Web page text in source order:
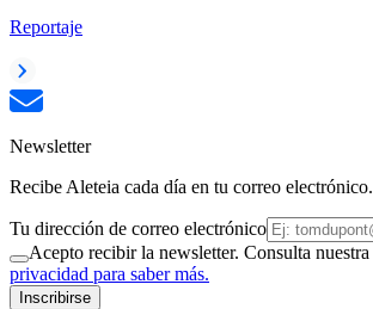
Reportaje
Newsletter
Recibe Aleteia cada día en tu correo electrónico.
Tu dirección de correo electrónico
Acepto recibir la newsletter. Consulta nuestra
privacidad para saber más.
Inscribirse